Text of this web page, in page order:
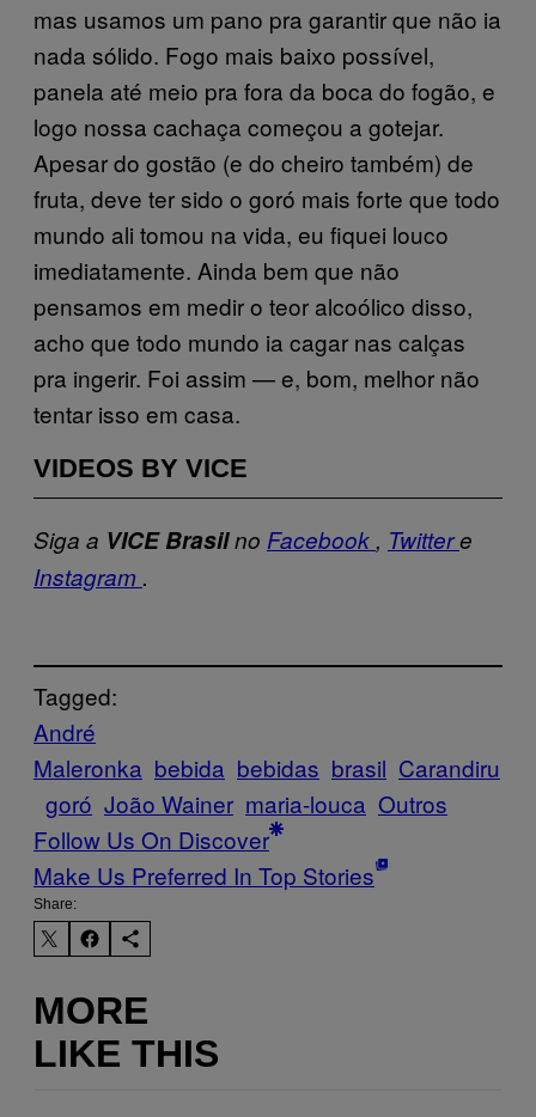
mas usamos um pano pra garantir que não ia
nada sólido. Fogo mais baixo possível,
panela até meio pra fora da boca do fogão, e
logo nossa cachaça começou a gotejar.
Apesar do gostão (e do cheiro também) de
fruta, deve ter sido o goró mais forte que todo
mundo ali tomou na vida, eu fiquei louco
imediatamente. Ainda bem que não
pensamos em medir o teor alcoólico disso,
acho que todo mundo ia cagar nas calças
pra ingerir. Foi assim — e, bom, melhor não
tentar isso em casa.
VIDEOS BY VICE
Siga a VICE Brasilno Facebook , Twittere
Instagram .
Tagged:
André
Maleronka bebida bebidas brasil Carandiru
goró João Wainer maria-louca Outros
Follow Us On Discover
Make Us Preferred In Top Stories
Share:
MORE
LIKE THIS